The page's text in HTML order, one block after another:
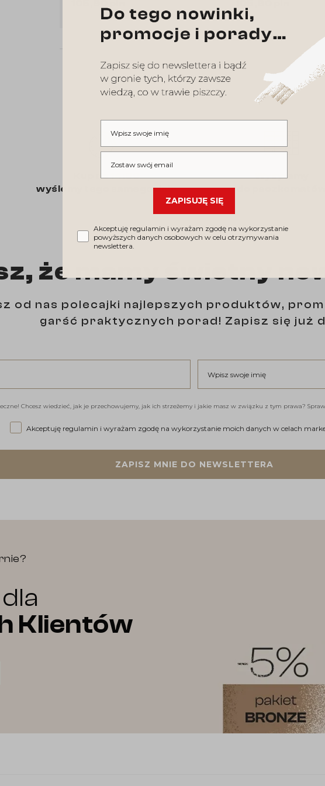
Do koszyka
Kup do 14:00
wyślemy tego samego dnia
Wysyłamy
że mamy świetny
od nas polecajki najlepszych produktów,
garść praktycznych porad! Zapisz się już
Chcesz wiedzieć, jak je przechowujemy, jak ich strzeżemy i jakie masz w związku z tym prawa?
Akceptuję regulamin i wyrażam zgodę na wykorzystanie moich danych w
Akceptuję regulamin i wyrażam zgodę na wykorzystanie moich danych w celach
ZAPISZ MNIE DO NEWSLETTERA
Klientów
Wpisz swoje imię
Wpisz swój email
ZAPISUJĘ SIĘ
Akceptuję regulamin i wyrażam zgodę na wykorzystanie
powyższych danych osobowych w celu otrzymywania
newslettera.